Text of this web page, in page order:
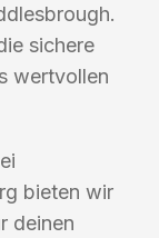
sichere
wertvollen
bieten wir
deinen